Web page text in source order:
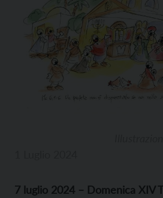
7 luglio 2024 – Domenica XIV